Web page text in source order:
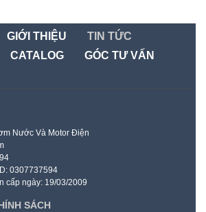
GIỚI THIỆU
TIN TỨC
CATALOG
GÓC TƯ VẤN
Nước Và Motor Điện
0307737594
cấp ngày: 19/03/2009
SÁCH